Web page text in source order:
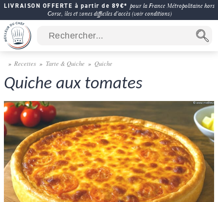
LIVRAISON OFFERTE à partir de 89€* pour la France Métropolitaine hors
Corse, îles et zones difficiles d'accès (voir conditions)
Recettes Tarte & Quiche Quiche
Quiche aux tomates